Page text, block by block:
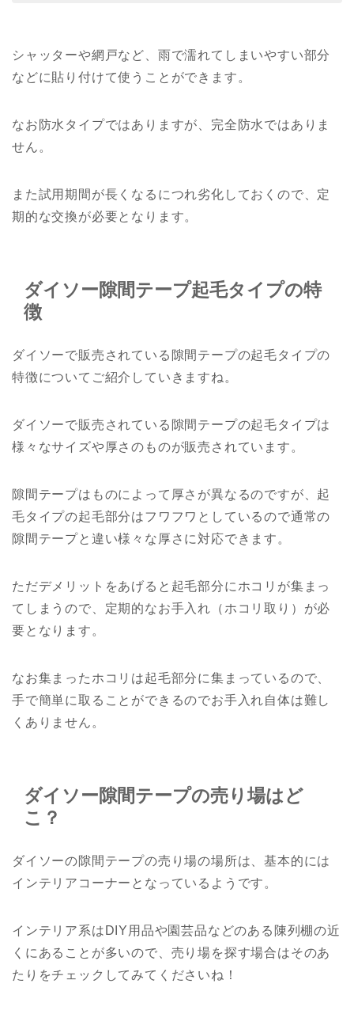
シャッターや網戸など、雨で濡れてしまいやすい部分
などに貼り付けて使うことができます。
なお防水タイプではありますが、完全防水ではありま
せん。
また試用期間が長くなるにつれ劣化しておくので、定
期的な交換が必要となります。
ダイソー隙間テープ起毛タイプの特
徴
ダイソーで販売されている隙間テープの起毛タイプの
特徴についてご紹介していきますね。
ダイソーで販売されている隙間テープの起毛タイプは
様々なサイズや厚さのものが販売されています。
隙間テープはものによって厚さが異なるのですが、起
毛タイプの起毛部分はフワフワとしているので通常の
隙間テープと違い様々な厚さに対応できます。
ただデメリットをあげると起毛部分にホコリが集まっ
てしまうので、定期的なお手入れ（ホコリ取り）が必
要となります。
なお集まったホコリは起毛部分に集まっているので、
手で簡単に取ることができるのでお手入れ自体は難し
くありません。
ダイソー隙間テープの売り場はど
こ？
ダイソーの隙間テープの売り場の場所は、基本的には
インテリアコーナーとなっているようです。
インテリア系はDIY用品や園芸品などのある陳列棚の近
くにあることが多いので、売り場を探す場合はそのあ
たりをチェックしてみてくださいね！